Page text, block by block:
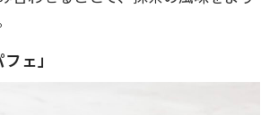
ェ」